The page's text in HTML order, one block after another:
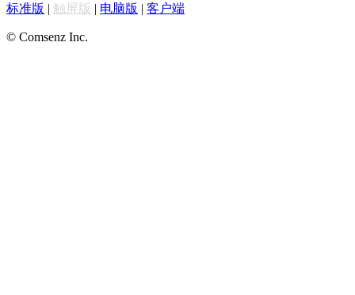
标准版 | 触屏版 | 电脑版 | 客户端
© Comsenz Inc.